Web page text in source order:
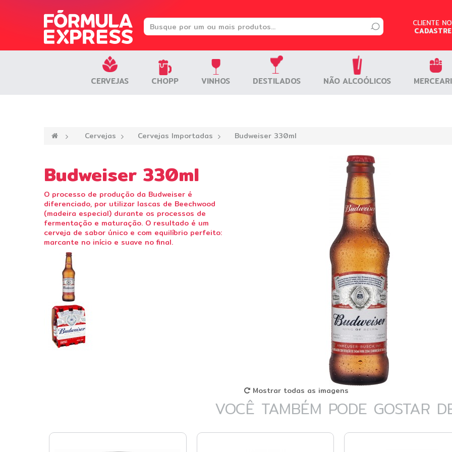
CLIENTE
CERVEJAS CHOPP VINHOS DESTILADOS NÃO ALCOÓLICOS
—› Cervejas —› Cervejas Importadas —› Budweiser 330ml
Budweiser 330ml
O processo de produção da Budweiser é
diferenciado, por utilizar lascas de Beechwood
(madeira especial) durante os processos de
fermentação e maturação. O resultado é um
cerveja de sabor único e com equilíbrio perfeito:
marcante no início e suave no final.
Mostrar todas as imagens
VOCÊ TAMBÉM PODE GOSTAR
CLIENTE
CERVEJAS CHOPP VINHOS DESTILADOS NÃO ALCOÓLICOS